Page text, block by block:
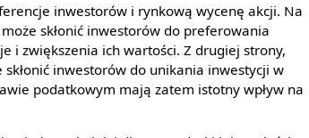
inwestorów i rynkową wycenę akcji. Na
skłonić inwestorów do preferowania
i zwiększenia ich wartości. Z drugiej strony,
inwestorów do unikania inwestycji w
podatkowym mają zatem istotny wpływ na